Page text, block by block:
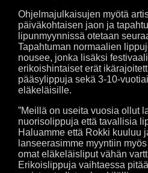
Ohjelmajulkaisujen myötä
päiväkohtaisen jaon ja
lipunmyynnissä otetaan
Tapahtuman normaalien
nousee, jonka lisäksi
erikoishintaiset erät
pääsylippuja sekä 3-10-
eläkeläisille.
”Meillä on useita vuosia ollut
nuorisolippuja että tavallisia
Haluamme että Rokki kuuluu
lanseerasimme myyntiin myös
omat eläkeläisliput vähän
Erikoislippuja vaihtaessa pitää